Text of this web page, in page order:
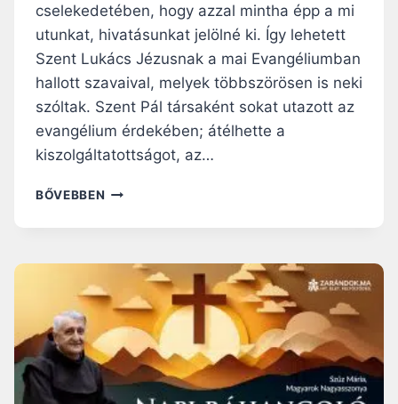
A
N
M
S
Z
N
T
É
A
S
Z
R
E
T
cselekedetében, hogy azzal mintha épp a mi
utunkat, hivatásunkat jelölné ki. Így lehetett
Szent Lukács Jézusnak a mai Evangéliumban
hallott szavaival, melyek többszörösen is neki
szóltak. Szent Pál társaként sokat utazott az
evangélium érdekében; átélhette a
kiszolgáltatottságot, az…
BŐVEBBEN
R
H
N
G
O
L